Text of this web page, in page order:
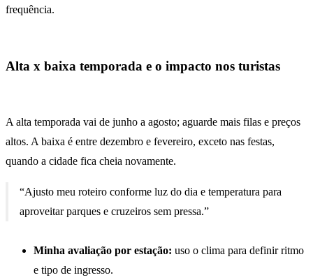
frequência.
Alta x baixa temporada e o impacto nos turistas
A alta temporada vai de junho a agosto; aguarde mais filas e preços
altos. A baixa é entre dezembro e fevereiro, exceto nas festas,
quando a cidade fica cheia novamente.
“Ajusto meu roteiro conforme luz do dia e temperatura para
aproveitar parques e cruzeiros sem pressa.”
Minha avaliação por estação: uso o clima para definir ritmo
e tipo de ingresso.